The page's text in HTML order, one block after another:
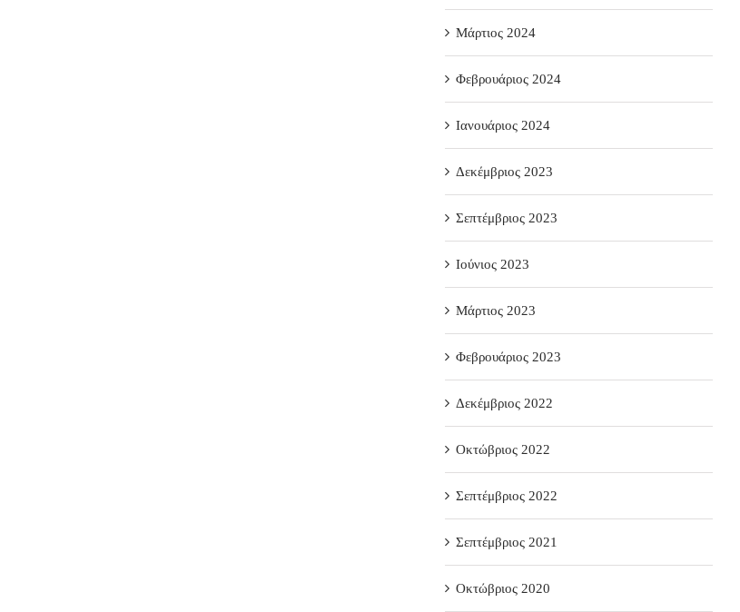
Μάρτιος 2024
Φεβρουάριος 2024
Ιανουάριος 2024
Δεκέμβριος 2023
Σεπτέμβριος 2023
Ιούνιος 2023
Μάρτιος 2023
Φεβρουάριος 2023
Δεκέμβριος 2022
Οκτώβριος 2022
Σεπτέμβριος 2022
Σεπτέμβριος 2021
Οκτώβριος 2020